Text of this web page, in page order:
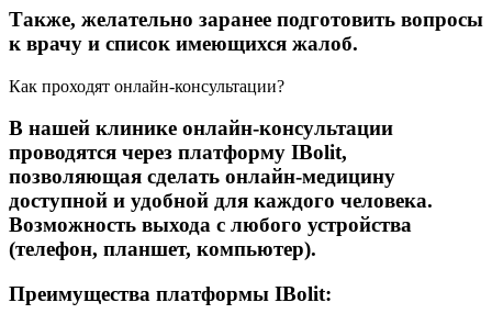
Также, желательно заранее​ подготовить вопросы
к врачу и список имеющихся жалоб.
Как проходят онлайн-консультации?
В​ нашей клинике онлайн-консультации
проводятся через платформу IBolit,
позволяющая сделать онлайн-медицину
доступной и удобной для каждого человека.​
Возможность выхода с любого устройства
(телефон, планшет, компьютер).
Преимущества платформы IBolit: